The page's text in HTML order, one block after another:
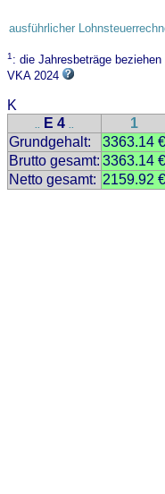
ausführlicher
1: die Jahresbeträge
VKA 2024
K
.. E 4 .. 1
Grundgehalt:
3363.14 €
Brutto gesamt: 3363.14 €
Netto gesamt: 2159.92 €